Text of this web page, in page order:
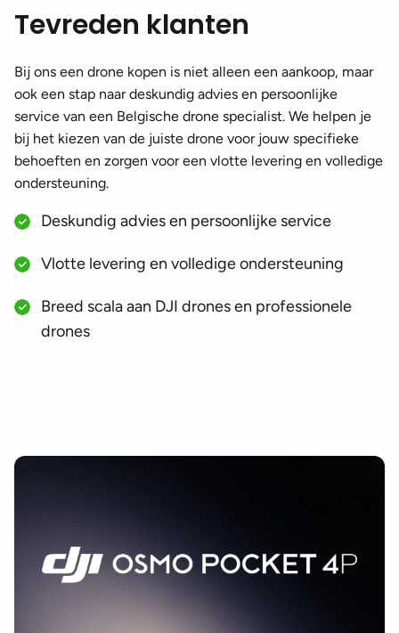
Tevreden klanten
Bij ons een drone kopen is niet alleen een aankoop, maar
ook een stap naar deskundig advies en persoonlijke
service van een Belgische drone specialist. We helpen je
bij het kiezen van de juiste drone voor jouw specifieke
behoeften en zorgen voor een vlotte levering en volledige
ondersteuning.
Deskundig advies en persoonlijke service
Vlotte levering en volledige ondersteuning
Breed scala aan DJI drones en professionele
drones